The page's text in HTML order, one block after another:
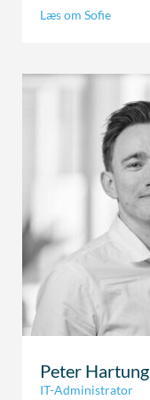
Læs om Sofie
Peter Hartung
IT-Administrator